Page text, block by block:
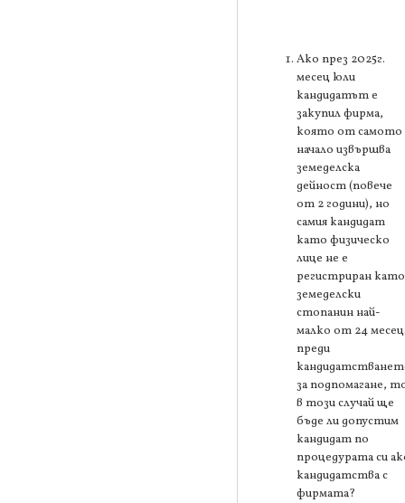
Ако през 2025г.
месец юли
кандидатът е
закупил фирма,
която от самото
начало извършва
земеделска
дейност (повече
от 2 години), но
самия кандидат
като физическо
лице не е
регистриран като
земеделски
стопанин най-
малко от 24
преди
за подпомагане,
в този случай ще
бъде ли допустим
кандидат по
процедурата си
кандидатства с
фирмата?